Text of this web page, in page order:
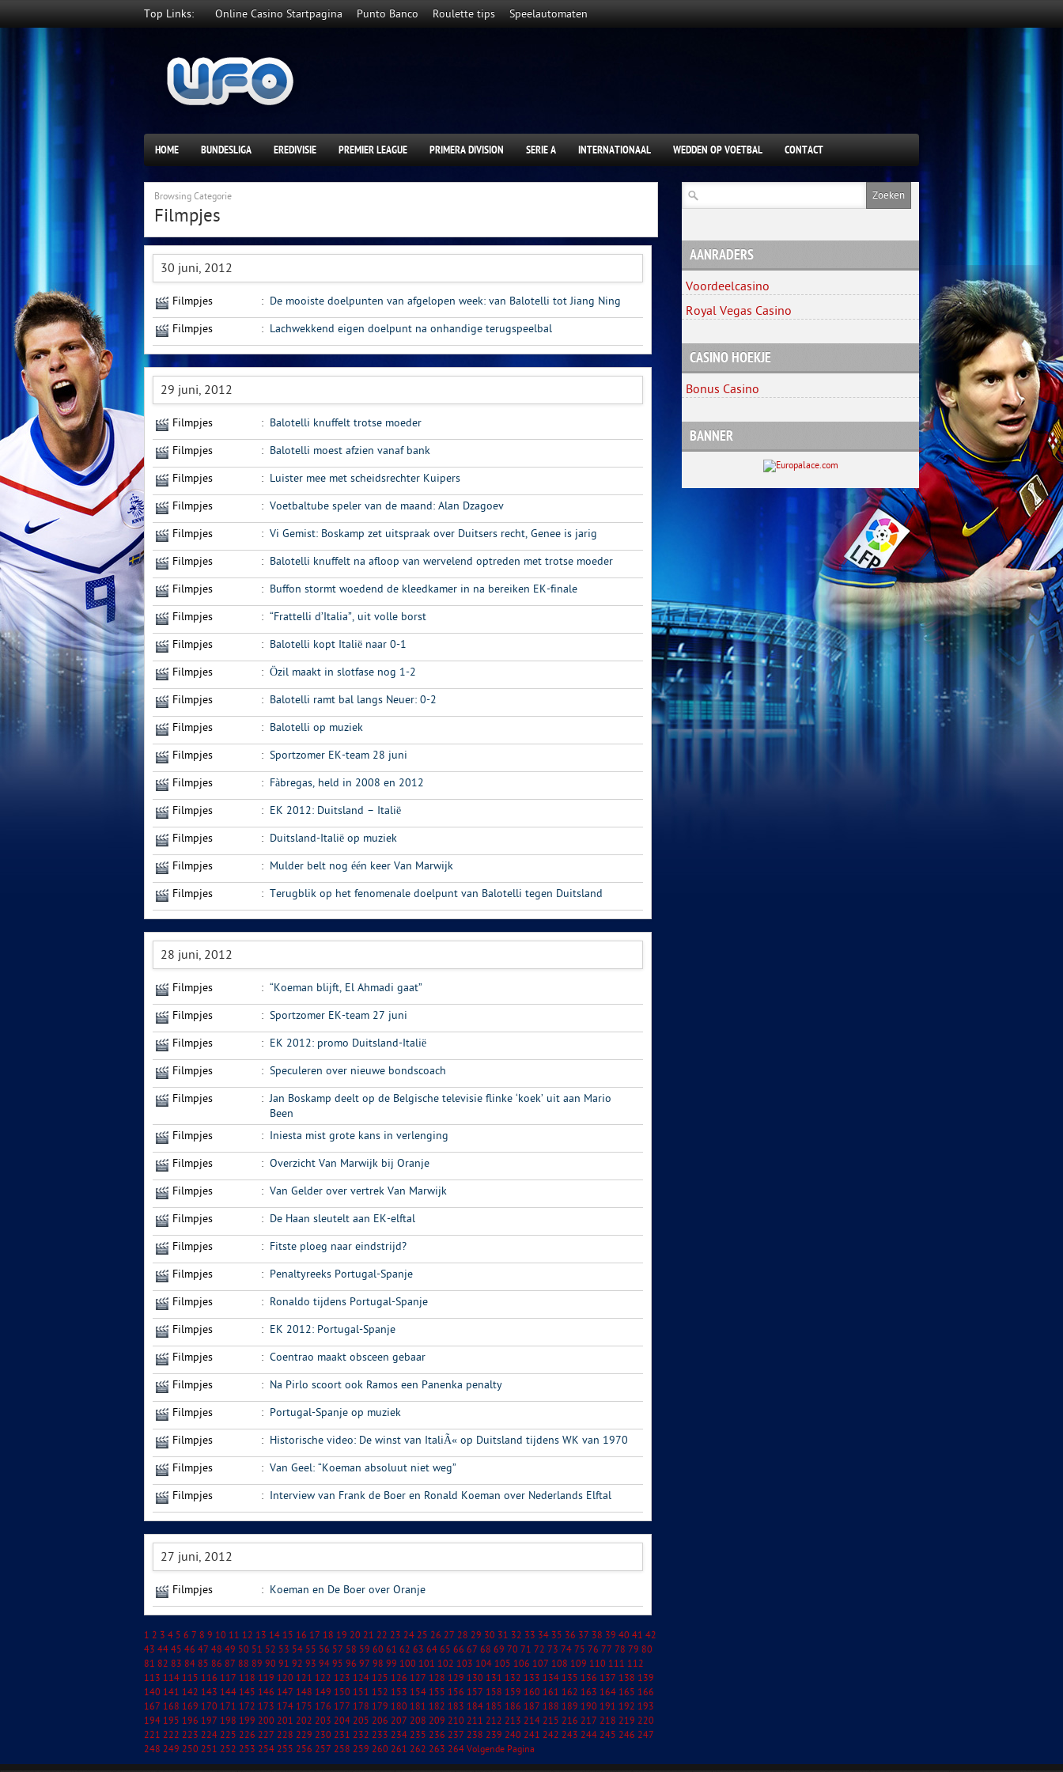
Top Links: Online Casino Startpagina Punto Banco Roulette tips Speelautomaten
HOME BUNDESLIGA EREDIVISIE PREMIER LEAGUE PRIMERA DIVISION SERIE A INTERNATIONAAL WEDDEN OP VOETBAL CONTACT
Browsing Categorie
Filmpjes
30 juni, 2012
Filmpjes : De mooiste doelpunten van afgelopen week: van Balotelli tot Jiang Ning
Filmpjes : Lachwekkend eigen doelpunt na onhandige terugspeelbal
29 juni, 2012
Filmpjes : Balotelli knuffelt trotse moeder
Filmpjes : Balotelli moest afzien vanaf bank
Filmpjes : Luister mee met scheidsrechter Kuipers
Filmpjes : Voetbaltube speler van de maand: Alan Dzagoev
Filmpjes : Vi Gemist: Boskamp zet uitspraak over Duitsers recht, Genee is jarig
Filmpjes : Balotelli knuffelt na afloop van wervelend optreden met trotse moeder
Filmpjes : Buffon stormt woedend de kleedkamer in na bereiken EK-finale
Filmpjes : “Frattelli d’Italia”, uit volle borst
Filmpjes : Balotelli kopt Italië naar 0-1
Filmpjes : Özil maakt in slotfase nog 1-2
Filmpjes : Balotelli ramt bal langs Neuer: 0-2
Filmpjes : Balotelli op muziek
Filmpjes : Sportzomer EK-team 28 juni
Filmpjes : Fàbregas, held in 2008 en 2012
Filmpjes : EK 2012: Duitsland – Italië
Filmpjes : Duitsland-Italië op muziek
Filmpjes : Mulder belt nog één keer Van Marwijk
Filmpjes : Terugblik op het fenomenale doelpunt van Balotelli tegen Duitsland
28 juni, 2012
Filmpjes : “Koeman blijft, El Ahmadi gaat”
Filmpjes : Sportzomer EK-team 27 juni
Filmpjes : EK 2012: promo Duitsland-Italië
Filmpjes : Speculeren over nieuwe bondscoach
Filmpjes : Jan Boskamp deelt op de Belgische televisie flinke ‘koek’ uit aan Mario
Been
Filmpjes
: Iniesta mist grote kans in verlenging
Filmpjes : Overzicht Van Marwijk bij Oranje
Filmpjes : Van Gelder over vertrek Van Marwijk
Filmpjes : De Haan sleutelt aan EK-elftal
Filmpjes : Fitste ploeg naar eindstrijd?
Filmpjes : Penaltyreeks Portugal-Spanje
Filmpjes : Ronaldo tijdens Portugal-Spanje
Filmpjes : EK 2012: Portugal-Spanje
Filmpjes : Coentrao maakt obsceen gebaar
Filmpjes : Na Pirlo scoort ook Ramos een Panenka penalty
Filmpjes : Portugal-Spanje op muziek
Filmpjes : Historische video: De winst van ItaliÃ« op Duitsland tijdens WK van 1970
Filmpjes : Van Geel: “Koeman absoluut niet weg”
Filmpjes : Interview van Frank de Boer en Ronald Koeman over Nederlands Elftal
27 juni, 2012
Filmpjes : Koeman en De Boer over Oranje
1 2 3 4 5 6 7 8 9 10 11 12 13 14 15 16 17 18 19 20 21 22 23 24 25 26 27 28 29 30 31 32 33 34 35 36 37 38 39 40 41 42
43 44 45 46 47 48 49 50 51 52 53 54 55 56 57 58 59 60 61 62 63 64 65 66 67 68 69 70 71 72 73 74 75 76 77 78 79 80
81 82 83 84 85 86 87 88 89 90 91 92 93 94 95 96 97 98 99 100 101 102 103 104 105 106 107 108 109 110 111 112
113 114 115 116 117 118 119 120 121 122 123 124 125 126 127 128 129 130 131 132 133 134 135 136 137 138 139
140 141 142 143 144 145 146 147 148 149 150 151 152 153 154 155 156 157 158 159 160 161 162 163 164 165 166
167 168 169 170 171 172 173 174 175 176 177 178 179 180 181 182 183 184 185 186 187 188 189 190 191 192 193
194 195 196 197 198 199 200 201 202 203 204 205 206 207 208 209 210 211 212 213 214 215 216 217 218 219 220
221 222 223 224 225 226 227 228 229 230 231 232 233 234 235 236 237 238 239 240 241 242 243 244 245 246 247
248 249 250 251 252 253 254 255 256 257 258 259 260 261 262 263 264 Volgende Pagina
AANRADERS
Voordeelcasino
Royal Vegas Casino
CASINO HOEKJE
Bonus Casino
BANNER